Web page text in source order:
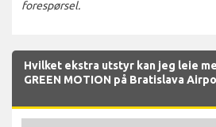
forespørsel.
Hvilket ekstra utstyr kan jeg leie
GREEN MOTION på Bratislava